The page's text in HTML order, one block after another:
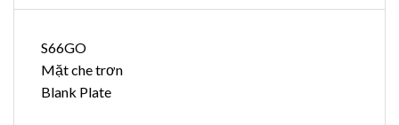
S66GO
Mặt che trơn
Blank Plate